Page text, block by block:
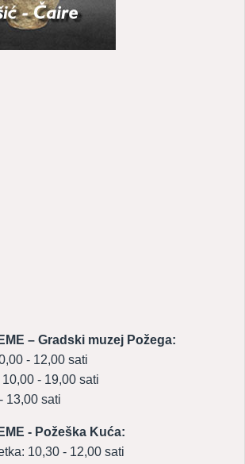
– Gradski muzej Požega:
- 12,00 sati
- 19,00 sati
13,00 sati
- Požeška Kuća:
10,30 - 12,00 sati